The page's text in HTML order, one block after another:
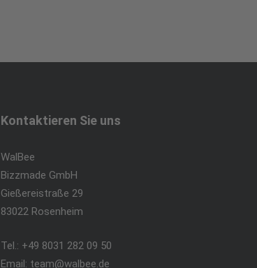
Kontaktieren Sie uns
WalBee
Bizzmade GmbH
Gießereistraße 29
83022 Rosenheim
Tel.: +49 8031 282 09 50
Email: team@walbee.de